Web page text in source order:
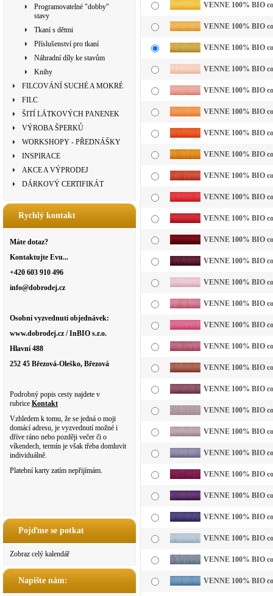
Programovatelné "dobby"
stavy
Tkaní s dětmi
Příslušenství pro tkaní
Náhradní díly ke stavům
Knihy
FILCOVÁNÍ SUCHÉ A MOKRÉ
FILC
ŠITÍ LÁTKOVÝCH PANENEK
VÝROBA ŠPERKŮ
WORKSHOPY - PŘEDNÁŠKY
INSPIRACE
AKCE A VÝPRODEJ
DÁRKOVÝ CERTIFIKÁT
Rychlý kontakt
Máte dotaz?
Kontaktujte Evu...
+420 603 910 496
info@dobrodej.cz
Osobní vyzvednutí objednávek:
www.dobrodej.cz / InBIO s.r.o.
Hlavní 488
252 45 Březová-Oleško, Březová
Podrobný popis cesty najdete v
rubrice Kontakt
Vzhledem k tomu, že se jedná o moji
domácí adresu, je vyzvednutí možné i
dříve ráno nebo později večer či o
víkendech, termín je však třeba domluvit
individuálně.
Platební karty zatím nepřijímám.
Pojďme se potkat
Zobraz celý kalendář
Napište nám:
VENNE 100% BIO
VENNE 100% BIO
VENNE 100% BIO
VENNE 100% BIO
VENNE 100% BIO
VENNE 100% BIO
VENNE 100% BIO
VENNE 100% BIO
VENNE 100% BIO
VENNE 100% BIO
VENNE 100% BIO
VENNE 100% BIO
VENNE 100% BIO
VENNE 100% BIO
VENNE 100% BIO
VENNE 100% BIO
VENNE 100% BIO
VENNE 100% BIO
VENNE 100% BIO
VENNE 100% BIO
VENNE 100% BIO
VENNE 100% BIO
VENNE 100% BIO
VENNE 100% BIO
VENNE 100% BIO
VENNE 100% BIO
VENNE 100% BIO
VENNE 100% BIO